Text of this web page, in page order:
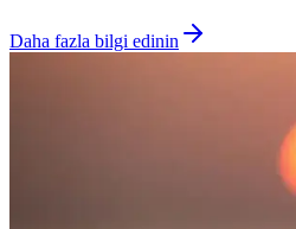
Daha fazla bilgi edinin